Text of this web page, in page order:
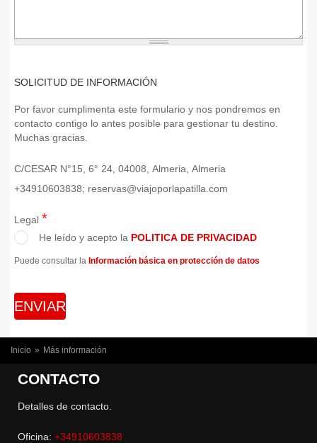
SOLICITUD DE INFORMACIÓN
Por favor cumplimenta este formulario y nos pondremos en
contacto contigo lo antes posible para gestionar tu destino.
Muchas gracias.
C/CESAR N°15, 6° 24, 04008, Almeria, Almeria
+34910603838; reservas@viajoporlapatilla.com
Legal *
He leído y acepto la POLITICA DE PRIVACIDAD
Puede consultar la Información básica en protección de datos
USTED ESTÁ AQUÍ
Inicio » Más información
CONTACTO
Detalles de contacto.
Oficina: +34910603838